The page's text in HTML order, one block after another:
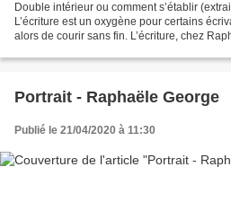
Double intérieur ou comment s’établir
L’écriture est un oxygène pour certains
alors de courir sans fin. L’écriture, chez
Portrait - Raphaële George
Publié le 21/04/2020 à 11:30